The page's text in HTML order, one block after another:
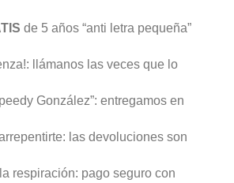
de 5 años “anti letra pequeña”
llámanos las veces que lo
González”: entregamos en
las devoluciones son
respiración: pago seguro con